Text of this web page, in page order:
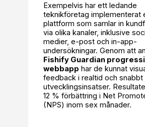
Exempelvis har ett ledande
teknikföretag implementerat
plattform som samlar in
via olika kanaler, inklusive
medier, e-post och in-app-
undersökningar. Genom att
Fishify Guardian
webbapp har de kunnat
feedback i realtid och snabbt
utvecklingsinsatser.
12 % förbättring i Net
(NPS) inom sex månader.